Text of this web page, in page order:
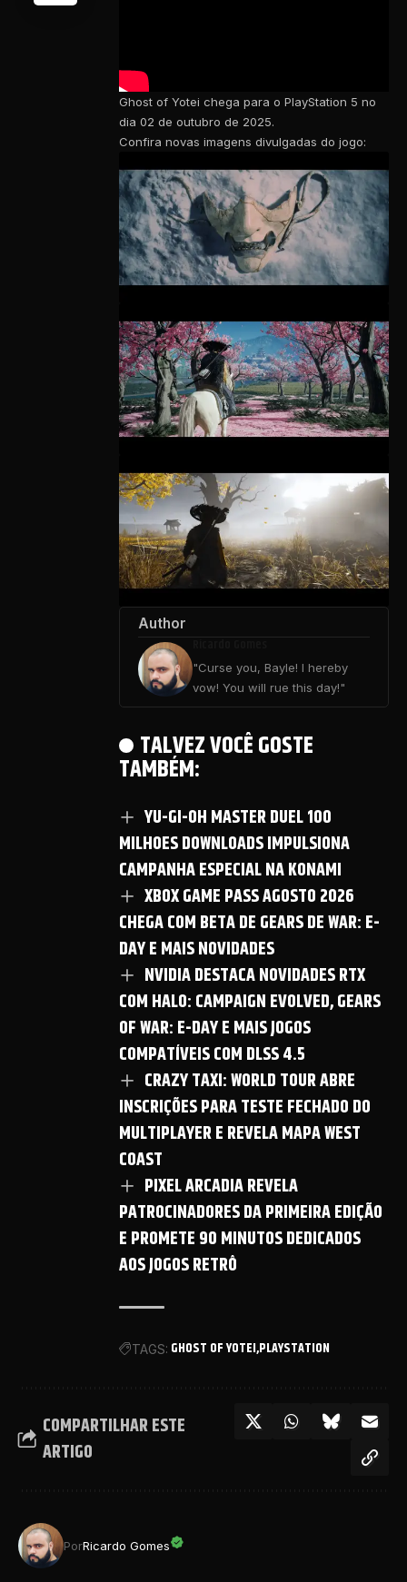
Ghost of Yotei chega para o PlayStation 5 no
dia 02 de outubro de 2025.
Confira novas imagens divulgadas do jogo:
Author
"Curse you, Bayle! I hereby
vow! You will rue this day!"
TALVEZ VOCÊ GOSTE
TAMBÉM:
YU-GI-OH MASTER DUEL 100
MILHOES DOWNLOADS IMPULSIONA
CAMPANHA ESPECIAL NA KONAMI
XBOX GAME PASS AGOSTO 2026
CHEGA COM BETA DE GEARS DE WAR: E-
DAY E MAIS NOVIDADES
NVIDIA DESTACA NOVIDADES RTX
COM HALO: CAMPAIGN EVOLVED, GEARS
OF WAR: E-DAY E MAIS JOGOS
COMPATÍVEIS COM DLSS 4.5
CRAZY TAXI: WORLD TOUR ABRE
INSCRIÇÕES PARA TESTE FECHADO DO
MULTIPLAYER E REVELA MAPA WEST
COAST
PIXEL ARCADIA REVELA
PATROCINADORES DA PRIMEIRA EDIÇÃO
E PROMETE 90 MINUTOS DEDICADOS
AOS JOGOS RETRÔ
TAGS: GHOST OF YOTEI PLAYSTATION
COMPARTILHAR ESTE
ARTIGO
PorRicardo Gomes